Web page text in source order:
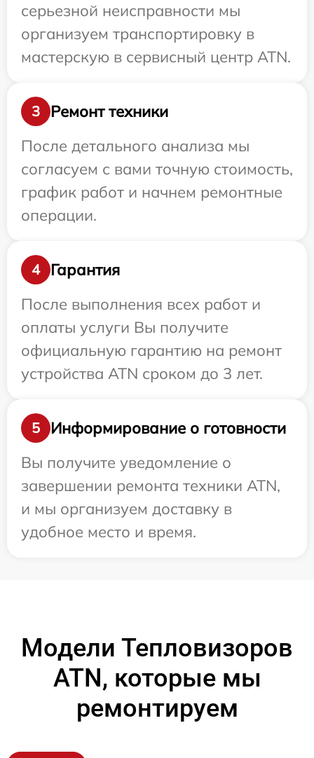
серьезной неисправности мы
организуем транспортировку в
мастерскую в сервисный центр ATN.
3
Ремонт техники
После детального анализа мы
согласуем с вами точную стоимость,
график работ и начнем ремонтные
операции.
4
Гарантия
После выполнения всех работ и
оплаты услуги Вы получите
официальную гарантию на ремонт
устройства ATN сроком до 3 лет.
5
Информирование о готовности
Вы получите уведомление о
завершении ремонта техники ATN,
и мы организуем доставку в
удобное место и время.
Модели Тепловизоров
ATN, которые мы
ремонтируем